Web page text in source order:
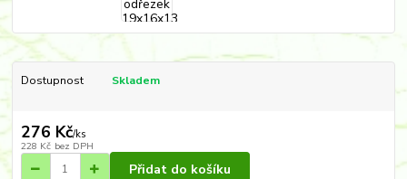
Dostupnost Skladem
276 Kč/ks
228 Kč bez DPH
Přidat do košíku